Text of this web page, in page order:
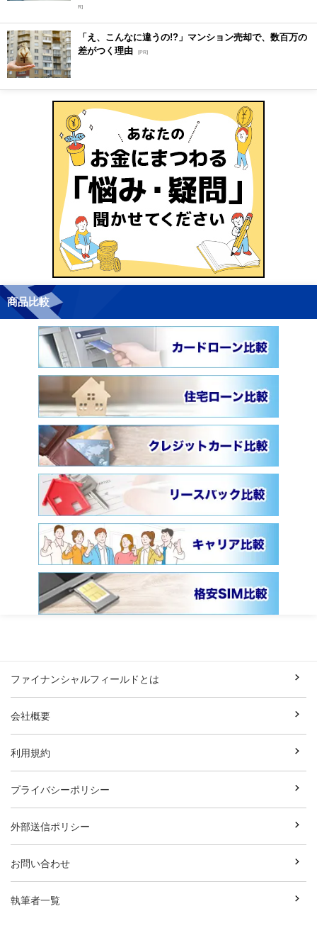
R]
「え、こんなに違うの!?」マンション売却で、数百万の
差がつく理由 [PR]
商品比較
ファイナンシャルフィールドとは
会社概要
利用規約
プライバシーポリシー
外部送信ポリシー
お問い合わせ
執筆者一覧